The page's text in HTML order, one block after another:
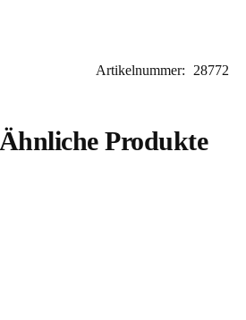
Artikelnummer: 28772
Ähnliche Produkte